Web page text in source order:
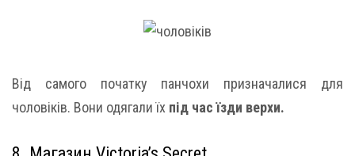
Від самого початку панчохи призначалися для
чоловіків. Вони одягали їх під час їзди верхи.